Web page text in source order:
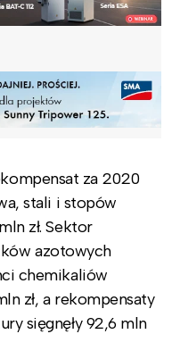
za 2020
stali i stopów
zł. Sektor
azotowych
chemikaliów
zł, a rekompensaty
sięgnęły 92,6 mln